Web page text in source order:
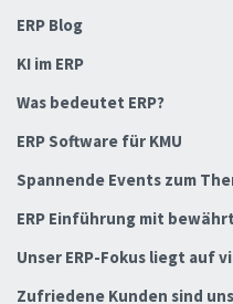
ERP Blog
KI im ERP
Was bedeutet ERP?
ERP Software für KMU
Spannende Events zum
ERP Einführung mit
Unser ERP-Fokus liegt auf
Zufriedene Kunden sind